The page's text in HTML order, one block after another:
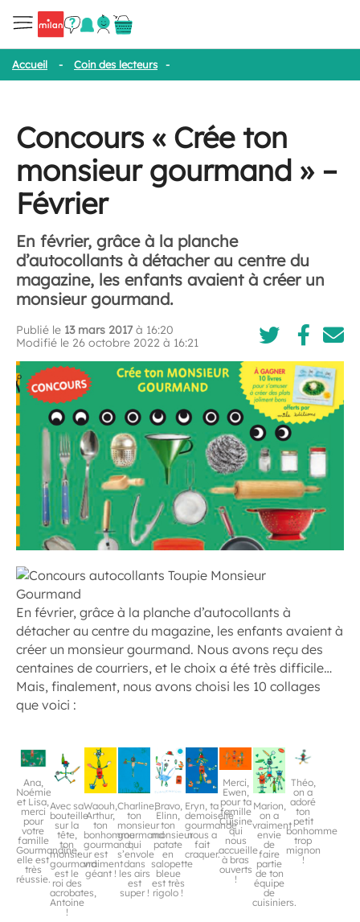
Accueil - Coin des lecteurs -
Concours « Crée ton
monsieur gourmand » –
Février
En février, grâce à la planche
d’autocollants à détacher au centre du
magazine, les enfants avaient à créer un
monsieur gourmand.
Publié le 13 mars 2017 à 16:20
Modifié le 26 octobre 2022 à 16:21
En février, grâce à la planche d’autocollants à
détacher au centre du magazine, les enfants avaient à
créer un monsieur gourmand. Nous avons reçu des
centaines de courriers, et le choix a été très difficile…
Mais, finalement, nous avons choisi les 10 collages
que voici :
Ana,
Noémie
et Lisa,
merci
pour
votre
famille
Gourmandine,
elle est
très
réussie.
Avec sa
bouteille
sur la
tête,
ton
monsieur
gourmand
est le
roi des
acrobates,
Antoine
!
Waouh,
Arthur,
ton
bonhomme
gourmand
est
vraiment
géant !
Charline,
ton
monsieur
gourmand
qui
s’envole
dans
les airs
est
super !
Bravo,
Elinn,
ton
monsieur
patate
en
salopette
bleue
est très
rigolo !
Eryn, ta
demoiselle
gourmande
nous a
fait
craquer.
Merci,
Ewen,
pour ta
famille
Cuisine
qui
nous
accueille
à bras
ouverts
!
Marion,
on a
vraiment
envie
de
faire
partie
de ton
équipe
de
cuisiniers.
Théo,
on a
adoré
ton
petit
bonhomme
trop
mignon
!